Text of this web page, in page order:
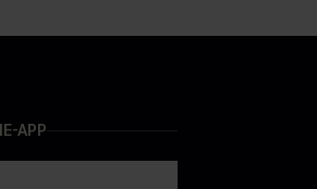
APP